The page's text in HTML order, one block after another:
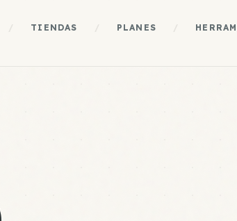
TIENDAS PLANES